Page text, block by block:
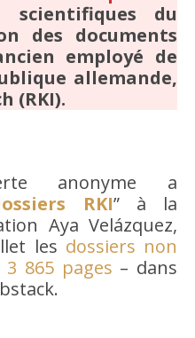
scientifiques du
des documents
employé de
allemande,
(RKI).
anonyme a
RKI” à la
Aya Velázquez,
les dossiers non
3 865 pages – dans